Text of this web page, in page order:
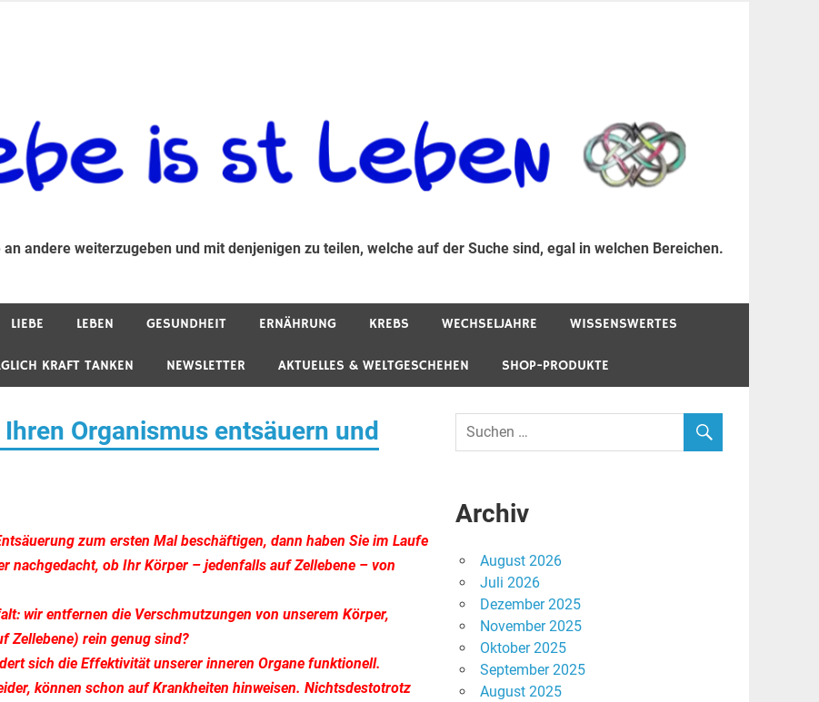
andere weiterzugeben und mit denjenigen zu teilen, welche auf der Suche sind, egal in welchen Bereichen.
LIEBE LEBEN GESUNDHEIT ERNÄHRUNG KREBS WECHSELJAHRE WISSENSWERTES
KRAFT TANKEN NEWSLETTER AKTUELLES & WELTGESCHEHEN SHOP-PRODUKTE
Organismus entsäuern und
zum ersten Mal beschäftigen, dann haben Sie im Laufe
nachgedacht, ob Ihr Körper – jedenfalls auf Zellebene – von
wir entfernen die Verschmutzungen von unserem Körper,
Zellebene) rein genug sind?
sich die Effektivität unserer inneren Organe funktionell.
können schon auf Krankheiten hinweisen. Nichtsdestotrotz
Archiv
August 2026
Juli 2026
Dezember 2025
November 2025
Oktober 2025
September 2025
August 2025